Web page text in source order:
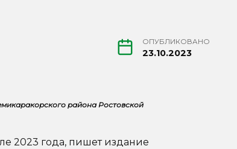
ОПУБЛИКОВАНО
23.10.2023
района Ростовской
2023 года, пишет издание